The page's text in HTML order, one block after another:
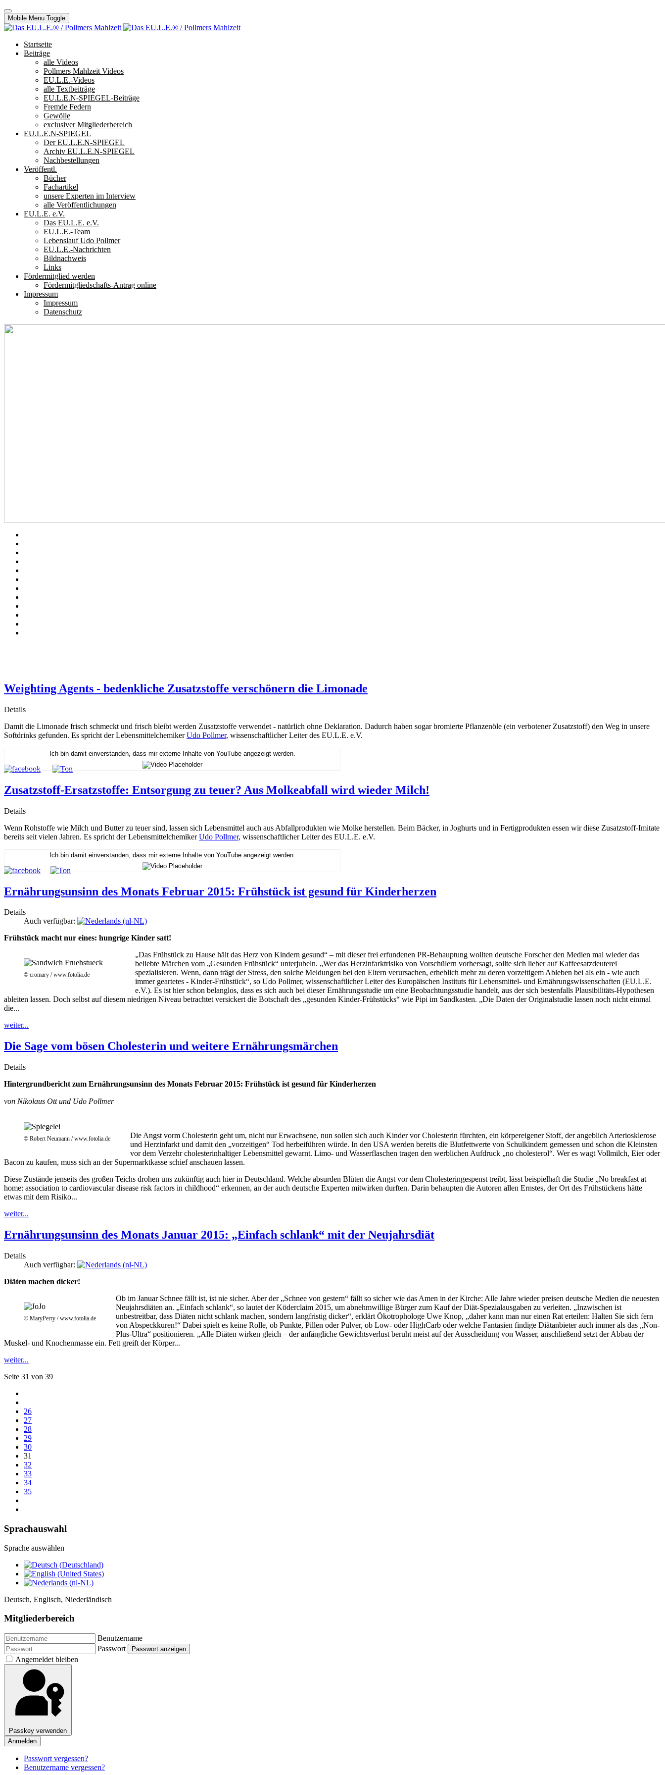
Mobile Menu Toggle
Startseite
Beiträge
alle Videos
Pollmers Mahlzeit Videos
EU.L.E.-Videos
alle Textbeiträge
EU.L.E.N-SPIEGEL-Beiträge
Fremde Federn
Gewölle
exclusiver Mitgliederbereich
EU.L.E.N-SPIEGEL
Der EU.L.E.N-SPIEGEL
Archiv EU.L.E.N-SPIEGEL
Nachbestellungen
Veröffentl.
Bücher
Fachartikel
unsere Experten im Interview
alle Veröffentlichungen
EU.L.E. e.V.
Das EU.L.E. e.V.
EU.L.E.-Team
Lebenslauf Udo Pollmer
EU.L.E.-Nachrichten
Bildnachweis
Links
Fördermitglied werden
Fördermitgliedschafts-Antrag online
Impressum
Impressum
Datenschutz
Weighting Agents - bedenkliche Zusatzstoffe verschönern die Limonade
Details
Damit die Limonade frisch schmeckt und frisch bleibt werden Zusatzstoffe verwendet - natürlich ohne Deklaration. Dadurch haben sogar bromierte Pflanzenöle (ein verbotener Zusatzstoff) den Weg in unsere
Softdrinks gefunden. Es spricht der LebensmittelchemikerUdo Pollmer, wissenschaftlicher Leiter des EU.L.E. e.V.
Ich bin damit einverstanden, dass mir externe Inhalte von YouTube angezeigt werden.
Zusatzstoff-Ersatzstoffe: Entsorgung zu teuer? Aus Molkeabfall wird wieder Milch!
Details
Wenn Rohstoffe wie Milch und Butter zu teuer sind, lassen sich Lebensmittel auch aus Abfallprodukten wie Molke herstellen. Beim Bäcker, in Joghurts und in Fertigprodukten essen wir diese Zusatzstoff-Imitate
bereits seit vielen Jahren. Es spricht der LebensmittelchemikerUdo Pollmer, wissenschaftlicher Leiter des EU.L.E. e.V.
Ich bin damit einverstanden, dass mir externe Inhalte von YouTube angezeigt werden.
Ernährungsunsinn des Monats Februar 2015: Frühstück ist gesund für Kinderherzen
Details
Auch verfügbar:
Frühstück macht nur eines: hungrige Kinder satt!
© cromary / www.fotolia.de
„Das Frühstück zu Hause hält das Herz von Kindern gesund“ – mit dieser frei erfundenen PR-Behauptung wollten deutsche Forscher den Medien mal wieder das
beliebte Märchen vom „Gesunden Frühstück“ unterjubeln. „Wer das Herzinfarktrisiko von Vorschülern vorhersagt, sollte sich lieber auf Kaffeesatzdeuterei
spezialisieren. Wenn, dann trägt der Stress, den solche Meldungen bei den Eltern verursachen, erheblich mehr zu deren vorzeitigem Ableben bei als ein - wie auch
immer geartetes - Kinder-Frühstück“, so Udo Pollmer, wissenschaftlicher Leiter des Europäischen Instituts für Lebensmittel- und Ernährungswissenschaften (EU.L.E.
e.V.). Es ist hier schon belanglos, dass es sich auch bei dieser Ernährungsstudie um eine Beobachtungsstudie handelt, aus der sich bestenfalls Plausibilitäts-Hypothesen
ableiten lassen. Doch selbst auf diesem niedrigen Niveau betrachtet versickert die Botschaft des „gesunden Kinder-Frühstücks“ wie Pipi im Sandkasten. „Die Daten der Originalstudie lassen noch nicht einmal
die...
weiter...
Die Sage vom bösen Cholesterin und weitere Ernährungsmärchen
Details
Hintergrundbericht zum Ernährungsunsinn des Monats Februar 2015: Frühstück ist gesund für Kinderherzen
von Nikolaus Ott und Udo Pollmer
© Robert Neumann / www.fotolia.de
Die Angst vorm Cholesterin geht um, nicht nur Erwachsene, nun sollen sich auch Kinder vor Cholesterin fürchten, ein körpereigener Stoff, der angeblich Arteriosklerose
und Herzinfarkt und damit den „vorzeitigen“ Tod herbeiführen würde. In den USA werden bereits die Blutfettwerte von Schulkindern gemessen und schon die Kleinsten
vor dem Verzehr cholesterinhaltiger Lebensmittel gewarnt. Limo- und Wasserflaschen tragen den werblichen Aufdruck „no cholesterol“. Wer es wagt Vollmilch, Eier oder
Bacon zu kaufen, muss sich an der Supermarktkasse schief anschauen lassen.
Diese Zustände jenseits des großen Teichs drohen uns zukünftig auch hier in Deutschland. Welche absurden Blüten die Angst vor dem Cholesteringespenst treibt, lässt beispielhaft die Studie „No breakfast at
home: association to cardiovascular disease risk factors in childhood“ erkennen, an der auch deutsche Experten mitwirken durften. Darin behaupten die Autoren allen Ernstes, der Ort des Frühstückens hätte
etwas mit dem Risiko...
weiter...
Ernährungsunsinn des Monats Januar 2015: „Einfach schlank“ mit der Neujahrsdiät
Details
Auch verfügbar:
Diäten machen dicker!
© MaryPerry / www.fotolia.de
Ob im Januar Schnee fällt ist, ist nie sicher. Aber der „Schnee von gestern“ fällt so sicher wie das Amen in der Kirche: Alle Jahre wieder preisen deutsche Medien die neuesten
Neujahrsdiäten an. „Einfach schlank“, so lautet der Köderclaim 2015, um abnehmwillige Bürger zum Kauf der Diät-Spezialausgaben zu verleiten. „Inzwischen ist
unbestreitbar, dass Diäten nicht schlank machen, sondern langfristig dicker“, erklärt Ökotrophologe Uwe Knop, „daher kann man nur einen Rat erteilen: Halten Sie sich fern
von Abspeckkuren!“ Dabei spielt es keine Rolle, ob Punkte, Pillen oder Pulver, ob Low- oder HighCarb oder welche Fantasien findige Diätanbieter auch immer als das „Non-
Plus-Ultra“ positionieren. „Alle Diäten wirken gleich – der anfängliche Gewichtsverlust beruht meist auf der Ausscheidung von Wasser, anschließend setzt der Abbau der
Muskel- und Knochenmasse ein. Fett greift der Körper...
weiter...
Seite 31 von 39
26
27
28
29
30
31
32
33
34
35
Sprachauswahl
Sprache auswählen
Deutsch, Englisch, Niederländisch
Mitgliederbereich
Benutzername
Passwort
Passwort anzeigen
Angemeldet bleiben
Passkey verwenden
Anmelden
Passwort vergessen?
Benutzername vergessen?